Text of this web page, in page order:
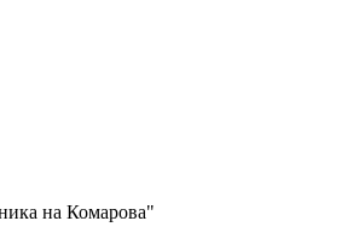
на Комарова"